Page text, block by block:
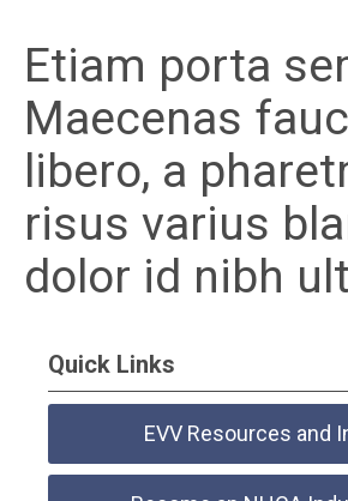
Etiam porta
Maecenas
libero, a
risus varius
dolor id nibh
Quick Links
EVV Resources and